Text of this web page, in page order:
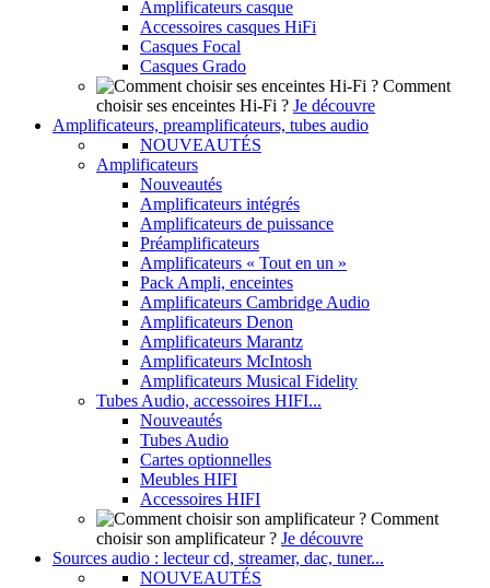
Amplificateurs casque
Accessoires casques HiFi
Casques Focal
Casques Grado
Comment
choisir ses enceintes Hi-Fi ? Je découvre
Amplificateurs, preamplificateurs, tubes audio
NOUVEAUTÉS
Amplificateurs
Nouveautés
Amplificateurs intégrés
Amplificateurs de puissance
Préamplificateurs
Amplificateurs « Tout en un »
Pack Ampli, enceintes
Amplificateurs Cambridge Audio
Amplificateurs Denon
Amplificateurs Marantz
Amplificateurs McIntosh
Amplificateurs Musical Fidelity
Tubes Audio, accessoires HIFI...
Nouveautés
Tubes Audio
Cartes optionnelles
Meubles HIFI
Accessoires HIFI
Comment
choisir son amplificateur ? Je découvre
Sources audio : lecteur cd, streamer, dac, tuner...
NOUVEAUTÉS